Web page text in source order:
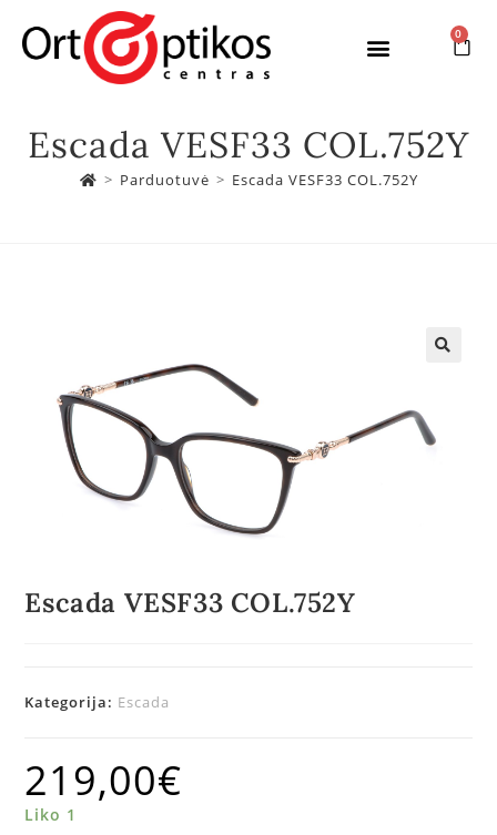
0
Escada VESF33 COL.752Y
> Parduotuvė > Escada VESF33 COL.752Y
Escada VESF33 COL.752Y
Kategorija: Escada
219,00€
Liko 1